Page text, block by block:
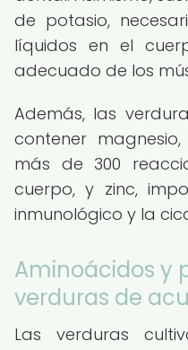
de potasio,
líquidos en el
adecuado de los
Además, las
contener
más de 300
cuerpo, y zinc,
inmunológico y la
Aminoácidos y
verduras de
Las verduras